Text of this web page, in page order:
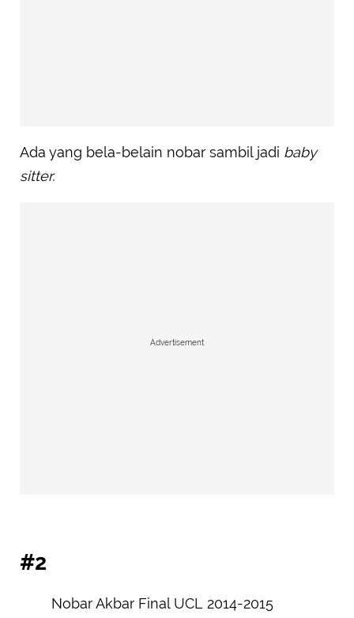
Ada yang bela-belain nobar sambil jadi baby
sitter.
Advertisement
#2
Nobar Akbar Final UCL 2014-2015